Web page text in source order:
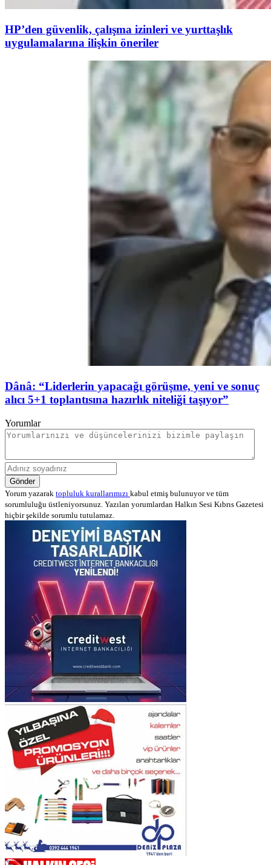
HP’den güvenlik, çalışma izinleri ve yurttaşlık
uygulamalarına ilişkin öneriler
Dânâ: “Liderlerin yapacağı görüşme, yeni ve sonuç
alıcı 5+1 toplantısına hazırlık niteliği taşıyor”
Yorumlar
Gönder
Yorum yazarak topluluk kurallarımızı kabul etmiş bulunuyor ve tüm
sorumluluğu üstleniyorsunuz. Yazılan yorumlardan Halkın Sesi Kıbrıs Gazetesi
hiçbir şekilde sorumlu tutulamaz.